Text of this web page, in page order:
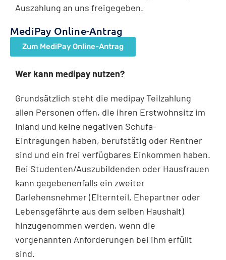
Auszahlung an uns freigegeben.
MediPay Online-Antrag
Zum MediPay Online-Antrag
Wer kann medipay nutzen?
Grundsätzlich steht die medipay Teilzahlung
allen Personen offen, die ihren Erstwohnsitz im
Inland und keine negativen Schufa-
Eintragungen haben, berufstätig oder Rentner
sind und ein frei verfügbares Einkommen haben.
Bei Studenten/Auszubildenden oder Hausfrauen
kann gegebenenfalls ein zweiter
Darlehensnehmer (Elternteil, Ehepartner oder
Lebensgefährte aus dem selben Haushalt)
hinzugenommen werden, wenn die
vorgenannten Anforderungen bei ihm erfüllt
sind.